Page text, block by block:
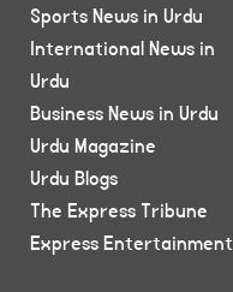
Sports News in Urdu
International News in
Urdu
Business News in Urdu
Urdu Magazine
Urdu Blogs
The Express Tribune
Express Entertainment